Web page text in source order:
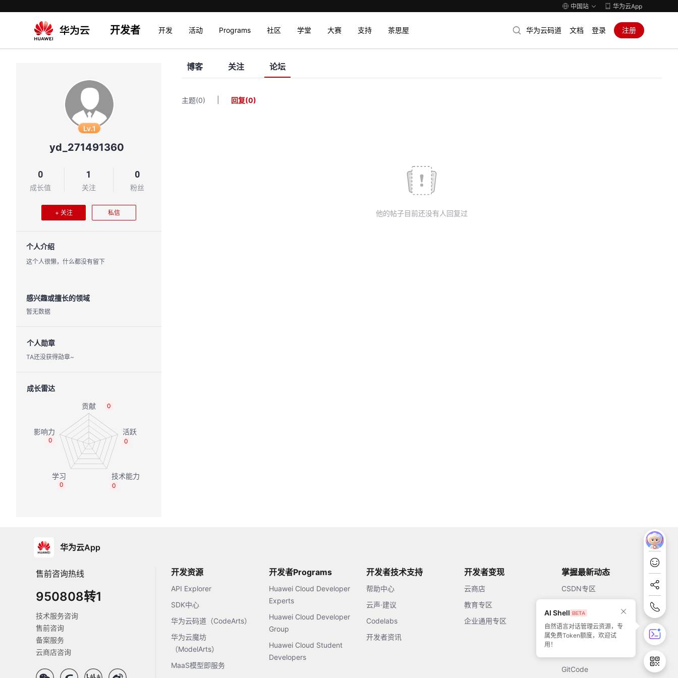
中国站 华为云App
开发者 开发 活动 Programs 社区 学堂 大赛 支持 茶思屋 华为云码道 文档 登录 注册
Lv.1
yd_271491360
0
成长值
1
关注
0
粉丝
+ 关注 私信
个人介绍
这个人很懒，什么都没有留下
感兴趣或擅长的领域
暂无数据
个人勋章
TA还没获得勋章~
成长雷达
0
0
0
0
0
博客 关注 论坛
主题(0) 回复(0)
他的帖子目前还没有人回复过
华为云App
售前咨询热线
950808转1
技术服务咨询
售前咨询
备案服务
云商店咨询
开发资源
API Explorer
SDK中心
华为云码道（CodeArts）
华为云魔坊
（ModelArts）
MaaS模型即服务
开发者Programs
Huawei Cloud Developer
Experts
Huawei Cloud Developer
Group
Huawei Cloud Student
Developers
开发者技术支持
帮助中心
云声·建议
Codelabs
开发者资讯
开发者变现
云商店
教育专区
企业通用专区
掌握最新动态
CSDN专区
51CTO
GitCode
AI Shell
自然语言对话管理云资源，专
属免费Token额度，欢迎试
用！